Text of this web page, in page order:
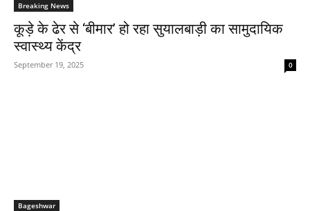
Breaking News
कूड़े के ढेर से ‘बीमार’ हो रहा सुयालबाड़ी का सामुदायिक
स्वास्थ्य केंद्र
September 19, 2025 0
Bageshwar